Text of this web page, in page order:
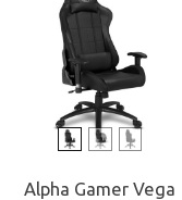
Alpha Gamer Vega